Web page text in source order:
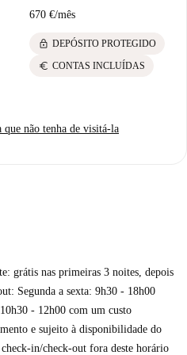
670 €/mês
lock DEPÓSITO PROTEGIDO
euro CONTAS INCLUÍDAS
que não tenha de visitá-la
grátis nas primeiras 3 noites, depois
Segunda a sexta: 9h30 - 18h00
- 12h00 com um custo
e sujeito à disponibilidade do
in/check-out fora deste horário